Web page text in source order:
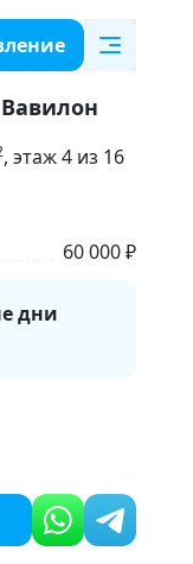
, этаж 4 из 16
60 000 ₽
дни